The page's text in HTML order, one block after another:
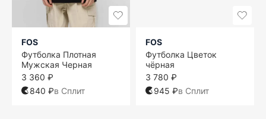
FOS
Футболка Плотная
Мужская Черная
3 360 ₽
840 ₽в Сплит
FOS
Футболка Цветок
чёрная
3 780 ₽
945 ₽в Сплит